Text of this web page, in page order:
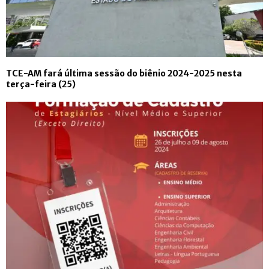
TCE-AM fará última sessão do biênio 2024-2025 nesta
terça-feira (25)